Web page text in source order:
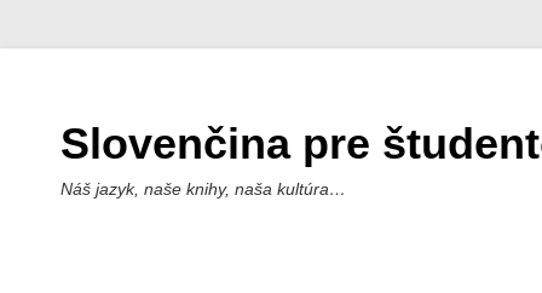
Slovenčina pre
Náš jazyk, naše knihy, naša kultúra…